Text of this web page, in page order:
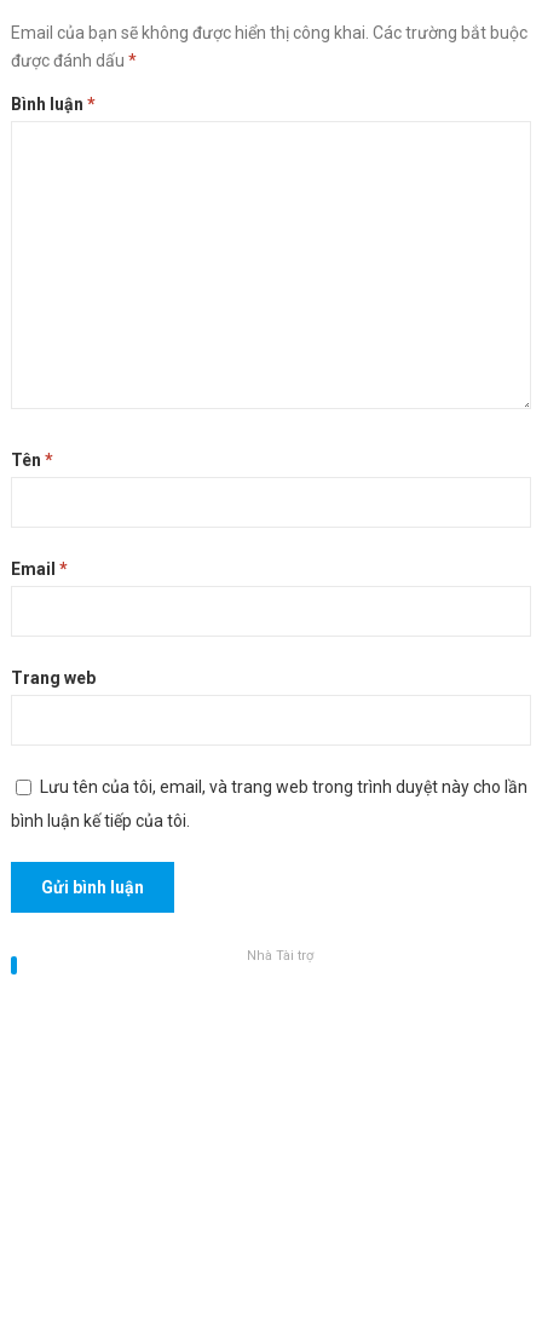
Email của bạn sẽ không được hiển thị công khai. Các trường bắt buộc
được đánh dấu *
Bình luận *
Tên *
Email *
Trang web
Lưu tên của tôi, email, và trang web trong trình duyệt này cho lần
bình luận kế tiếp của tôi.
Nhà Tài trợ